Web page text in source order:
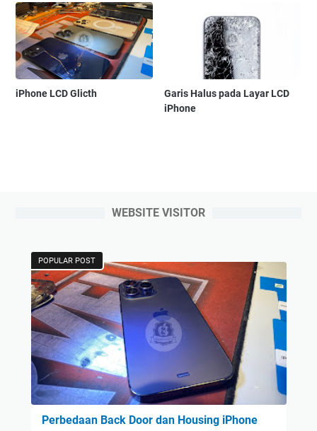
iPhone LCD Glicth
Garis Halus pada Layar LCD
iPhone
WEBSITE VISITOR
POPULAR POST
Perbedaan Back Door dan Housing iPhone